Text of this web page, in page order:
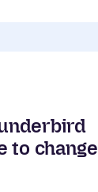
to change